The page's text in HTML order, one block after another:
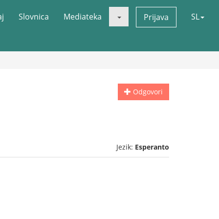
Slovnica Mediateka Prijava SL
Odgovori
Jezik: Esperanto